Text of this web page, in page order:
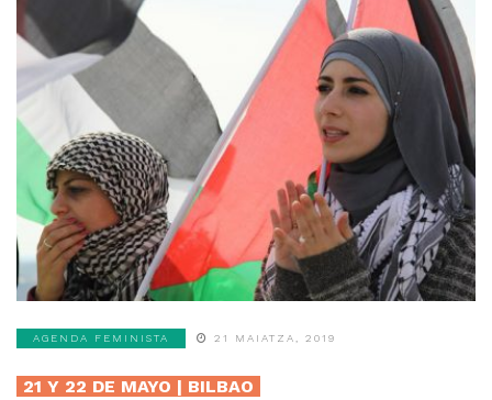
AGENDA FEMINISTA 21 MAIATZA, 2019
21 Y 22 DE MAYO | BILBAO